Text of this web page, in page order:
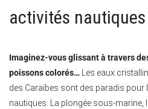
activités
Imaginez-vous glissant à travers
poissons colorés… Les eaux
des Caraïbes sont des paradis pour
nautiques. La plongée sous-marine,